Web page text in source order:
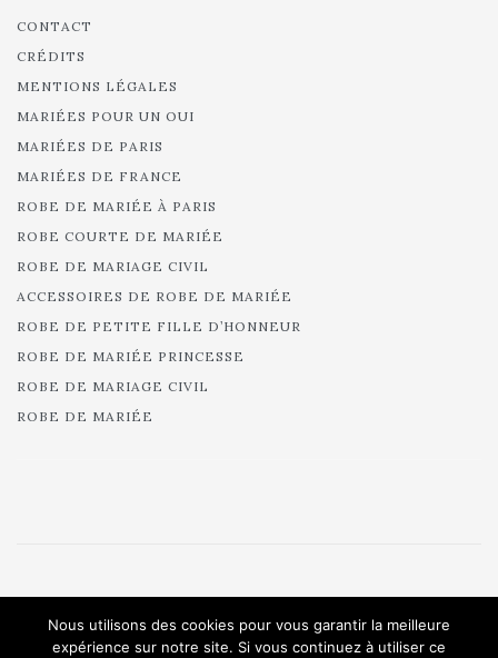
CONTACT
CRÉDITS
MENTIONS LÉGALES
MARIÉES POUR UN OUI
MARIÉES DE PARIS
MARIÉES DE FRANCE
ROBE DE MARIÉE À PARIS
ROBE COURTE DE MARIÉE
ROBE DE MARIAGE CIVIL
ACCESSOIRES DE ROBE DE MARIÉE
ROBE DE PETITE FILLE D’HONNEUR
ROBE DE MARIÉE PRINCESSE
ROBE DE MARIAGE CIVIL
ROBE DE MARIÉE
All rights reserved.
Nous utilisons des cookies pour vous garantir la meilleure
expérience sur notre site. Si vous continuez à utiliser ce